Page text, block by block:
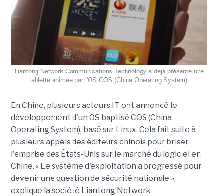
Liantong Network Communications Technology a déjà présenté une
tablette animée par l'OS COS (China Operating System).
En Chine, plusieurs acteurs IT ont annoncé le
développement d'un OS baptisé COS (China
Operating System), basé sur Linux. Cela fait suite à
plusieurs appels des éditeurs chinois pour briser
l'emprise des États-Unis sur le marché du logiciel en
Chine. « Le système d'exploitation a progressé pour
devenir une question de sécurité nationale »,
explique la société Liantong Network